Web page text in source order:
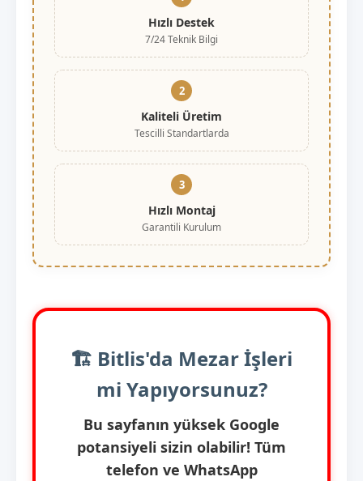
Hızlı Destek
7/24 Teknik Bilgi
2
Kaliteli Üretim
Tescilli Standartlarda
3
Hızlı Montaj
Garantili Kurulum
🏗️ Bitlis'da Mezar İşleri
mi Yapıyorsunuz?
Bu sayfanın yüksek Google
potansiyeli sizin olabilir! Tüm
telefon ve WhatsApp